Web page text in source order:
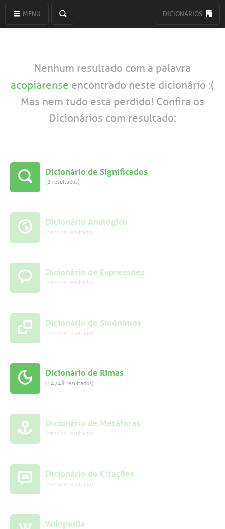
MENU DICIONÁRIOS
Nenhum resultado com a palavra
acopiarense encontrado neste dicionário :(
Mas nem tudo está perdido! Confira os
Dicionários com resultado:
Dicionário de Significados
(2 resultados)
Dicionário Analógico
(nenhum resultado)
Dicionário de Expressões
(nenhum resultado)
Dicionário de Sinônimos
(nenhum resultado)
Dicionário de Rimas
(14748 resultados)
Dicionário de Metáforas
(nenhum resultado)
Dicionário de Citações
(nenhum resultado)
Wikipedia